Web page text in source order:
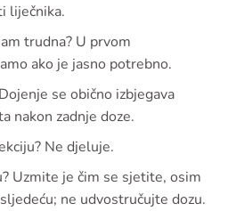
liječnika.
trudna? U prvom
ako je jasno potrebno.
se obično izbjegava
nakon zadnje doze.
Ne djeluje.
Uzmite je čim se sjetite, osim
ne udvostručujte dozu.